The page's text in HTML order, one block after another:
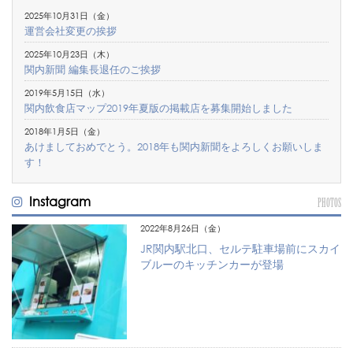
2025年10月31日（金）
運営会社変更の挨拶
2025年10月23日（木）
関内新聞 編集長退任のご挨拶
2019年5月15日（水）
関内飲食店マップ2019年夏版の掲載店を募集開始しました
2018年1月5日（金）
あけましておめでとう。2018年も関内新聞をよろしくお願いしま
す！
Instagram PHOTOS
2022年8月26日（金）
JR関内駅北口、セルテ駐車場前にスカイ
ブルーのキッチンカーが登場